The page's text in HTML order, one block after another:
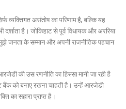
व्यक्तिगत असंतोष का परिणाम है, बल्कि यह
है। जोकिहाट से पूर्व विधायक और अररिया
जनता के सम्मान और अपनी राजनीतिक पहचान
की उस रणनीति का हिस्सा मानी जा रही है
बैंक को बनाए रखना चाहती है। उन्हें आरजेडी
का सहारा प्राप्त है।